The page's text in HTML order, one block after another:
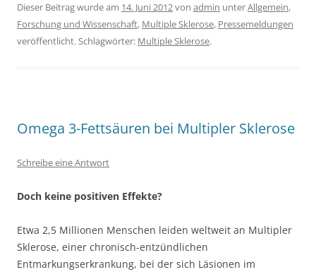
Dieser Beitrag wurde am 14. Juni 2012von admin unterAllgemein,
Forschung und Wissenschaft, Multiple Sklerose, Pressemeldungen
veröffentlicht. Schlagwörter: Multiple Sklerose.
Omega 3-Fettsäuren bei Multipler Sklerose
Schreibe eine Antwort
Doch keine positiven Effekte?
Etwa 2,5 Millionen Menschen leiden weltweit an Multipler
Sklerose, einer chronisch-entzündlichen
Entmarkungserkrankung, bei der sich Läsionen im